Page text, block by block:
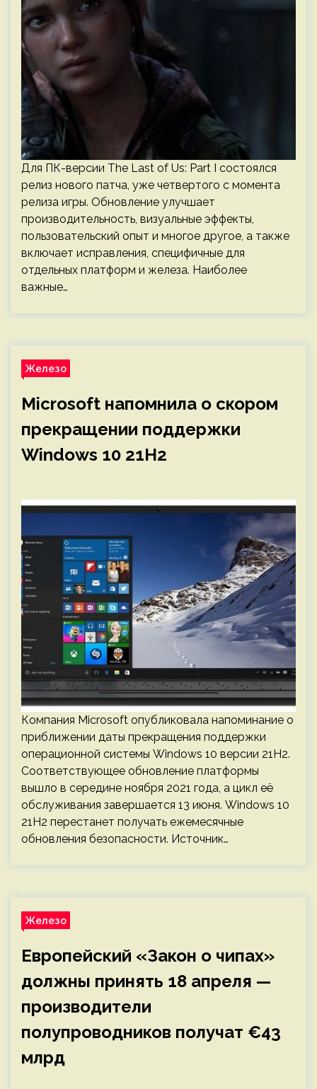
Для ПК-версии The Last of Us: Part I состоялся
релиз нового патча, уже четвертого с момента
релиза игры. Обновление улучшает
производительность, визуальные эффекты,
пользовательский опыт и многое другое, а также
включает исправления, специфичные для
отдельных платформ и железа. Наиболее
важные…
Железо
Microsoft напомнила о скором
прекращении поддержки
Windows 10 21H2
Компания Microsoft опубликовала напоминание о
приближении даты прекращения поддержки
операционной системы Windows 10 версии 21H2.
Соответствующее обновление платформы
вышло в середине ноября 2021 года, а цикл её
обслуживания завершается 13 июня. Windows 10
21H2 перестанет получать ежемесячные
обновления безопасности. Источник…
Железо
Европейский «Закон о чипах»
должны принять 18 апреля —
производители
полупроводников получат €43
млрд